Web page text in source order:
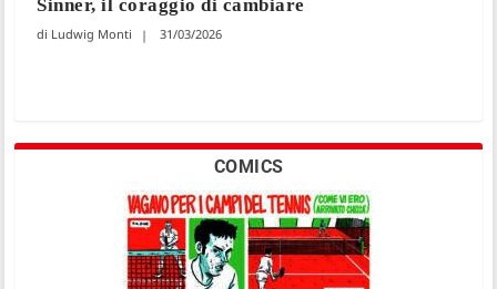
Sinner, il coraggio di cambiare
Ludwig Monti 31/03/2026
COMICS